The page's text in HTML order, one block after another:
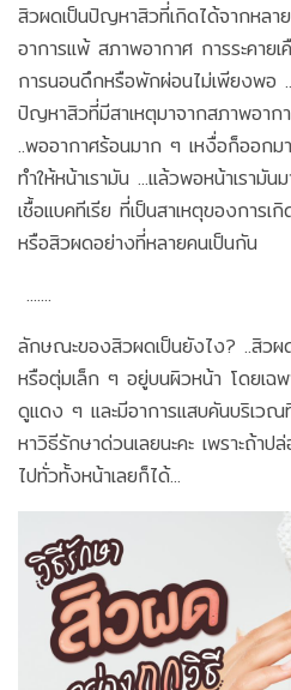
สิวผดเป็นปัญหาสิวที่เกิดได้จากหลา
อาการแพ้ สภาพอากาศ การระคายเ
การนอนดึกหรือพักผ่อนไม่เพียงพอ
ปัญหาสิวที่มีสาเหตุมาจากสภาพอาก
..พออากาศร้อนมาก ๆ เหงื่อก็ออกม
ทำให้หน้าเรามัน ...แล้วพอหน้าเรามั
เชื้อแบคทีเรีย ที่เป็นสาเหตุของการ
หรือสิวผดอย่างที่หลายคนเป็นกัน
.......
ลักษณะของสิวผดเป็นยังไง? ..สิวผ
หรือตุ่มเล็ก ๆ อยู่บนผิวหน้า โดยเฉ
ดูแดง ๆ และมีอาการแสบคันบริเวณ
หาวิธีรักษาด่วนเลยนะคะ เพราะถ้า
ไปทั่วทั้งหน้าเลยก็ได้...